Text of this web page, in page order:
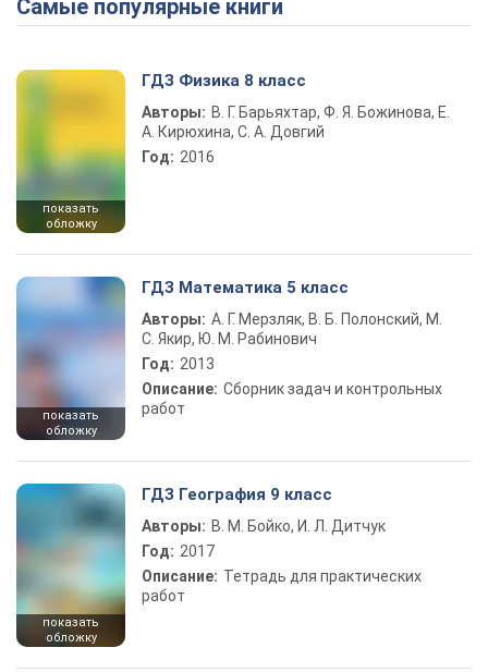
Play Video
Самые популярные книги
показать
обложку
ГДЗ Физика 8 класс
Авторы: В. Г. Барьяхтар, Ф. Я. Божинова, Е.
А. Кирюхина, С. А. Довгий
Год: 2016
показать
обложку
ГДЗ Математика 5 класс
Авторы: А. Г. Мерзляк, В. Б. Полонский, М.
С. Якир, Ю. М. Рабинович
Год: 2013
Описание: Сборник задач и контрольных
работ
показать
обложку
ГДЗ География 9 класс
Авторы: В. М. Бойко, И. Л. Дитчук
Год: 2017
Описание: Тетрадь для практических
работ